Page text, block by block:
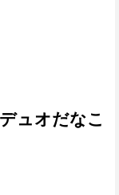
ュオだなこ